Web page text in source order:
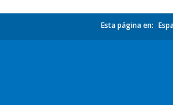
Esta página en: